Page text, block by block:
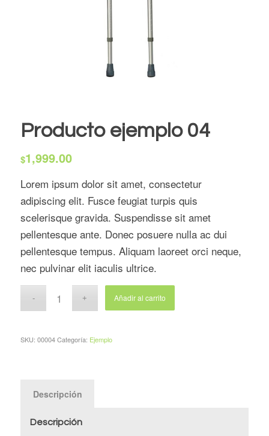
Producto ejemplo 04
$1,999.00
Lorem ipsum dolor sit amet, consectetur
adipiscing elit. Fusce feugiat turpis quis
scelerisque gravida. Suspendisse sit amet
pellentesque ante. Donec posuere nulla ac dui
pellentesque tempus. Aliquam laoreet orci neque,
nec pulvinar elit iaculis ultrice.
Añadir al carrito
SKU: 00004 Categoría: Ejemplo
Descripción
Descripción